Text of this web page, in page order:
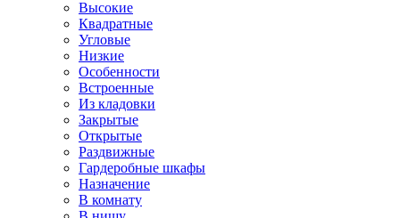
Высокие
Квадратные
Угловые
Низкие
Особенности
Встроенные
Из кладовки
Закрытые
Открытые
Раздвижные
Гардеробные шкафы
Назначение
В комнату